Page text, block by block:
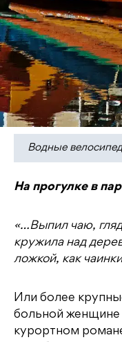
Водные
На прогулке в
«…Выпил чаю,
кружила над
ложкой, как
Или более
больной женщине
курортном